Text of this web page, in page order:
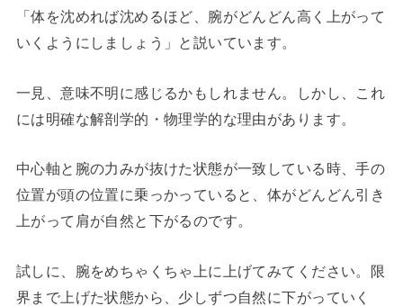
「体を沈めれば沈めるほど、腕がどんどん高く上がって
いくようにしましょう」と説いています。
一見、意味不明に感じるかもしれません。しかし、これ
には明確な解剖学的・物理学的な理由があります。
中心軸と腕の力みが抜けた状態が一致している時、手の
位置が頭の位置に乗っかっていると、体がどんどん引き
上がって肩が自然と下がるのです。
試しに、腕をめちゃくちゃ上に上げてみてください。限
界まで上げた状態から、少しずつ自然に下がっていく